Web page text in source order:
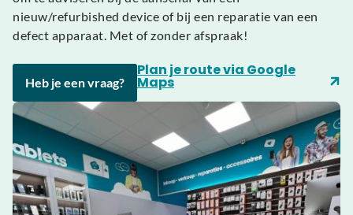
nieuw/refurbished device of bij een reparatie van een
defect apparaat. Met of zonder afspraak!
Heb je een vraag?
Plan je route via Google
Maps